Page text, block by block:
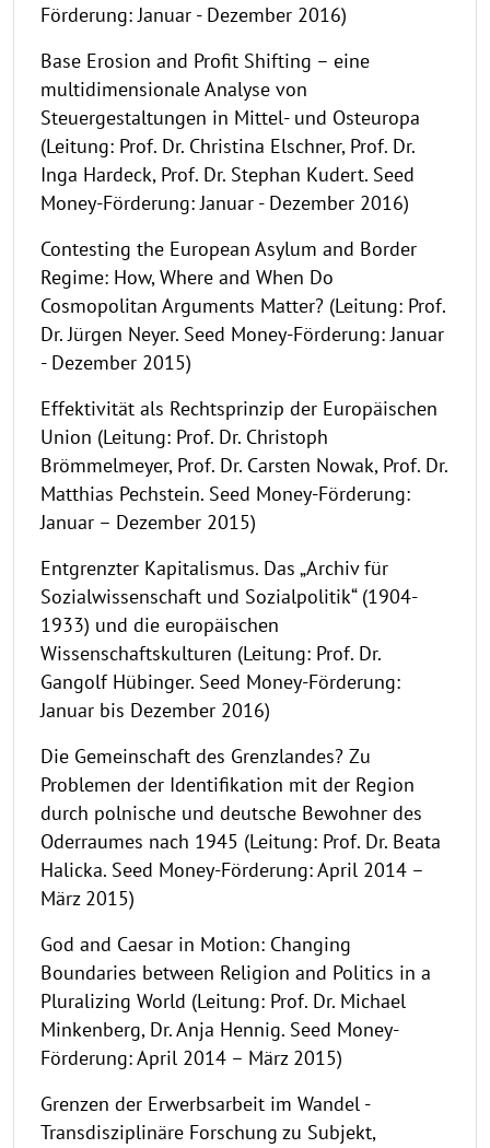
Förderung: Januar - Dezember 2016)
Base Erosion and Profit Shifting – eine
multidimensionale Analyse von
Steuergestaltungen in Mittel- und Osteuropa
(Leitung: Prof. Dr. Christina Elschner, Prof. Dr.
Inga Hardeck, Prof. Dr. Stephan Kudert. Seed
Money-Förderung: Januar - Dezember 2016)
Contesting the European Asylum and Border
Regime: How, Where and When Do
Cosmopolitan Arguments Matter? (Leitung: Prof.
Dr. Jürgen Neyer. Seed Money-Förderung: Januar
- Dezember 2015)
Effektivität als Rechtsprinzip der Europäischen
Union (Leitung: Prof. Dr. Christoph
Brömmelmeyer, Prof. Dr. Carsten Nowak, Prof. Dr.
Matthias Pechstein. Seed Money-Förderung:
Januar – Dezember 2015)
Entgrenzter Kapitalismus. Das „Archiv für
Sozialwissenschaft und Sozialpolitik“ (1904-
1933) und die europäischen
Wissenschaftskulturen (Leitung: Prof. Dr.
Gangolf Hübinger. Seed Money-Förderung:
Januar bis Dezember 2016)
Die Gemeinschaft des Grenzlandes? Zu
Problemen der Identifikation mit der Region
durch polnische und deutsche Bewohner des
Oderraumes nach 1945 (Leitung: Prof. Dr. Beata
Halicka. Seed Money-Förderung: April 2014 –
März 2015)
God and Caesar in Motion: Changing
Boundaries between Religion and Politics in a
Pluralizing World (Leitung: Prof. Dr. Michael
Minkenberg, Dr. Anja Hennig. Seed Money-
Förderung: April 2014 – März 2015)
Grenzen der Erwerbsarbeit im Wandel -
Transdisziplinäre Forschung zu Subjekt,